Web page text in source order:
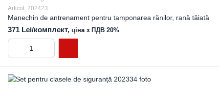
Articol: 202423
Manechin de antrenament pentru tamponarea rănilor, rană tăiată
371 Lei/комплект, ціна з ПДВ 20%